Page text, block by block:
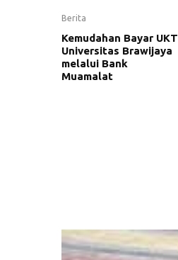
Berita
Kemudahan Bayar UKT
Universitas Brawijaya
melalui Bank
Muamalat